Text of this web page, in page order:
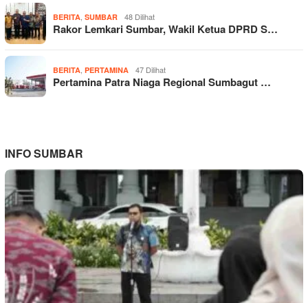
BERITA SUMBAR 48 Dilihat
Rakor Lemkari Sumbar, Wakil Ketua DPRD S…
BERITA PERTAMINA 47 Dilihat
Pertamina Patra Niaga Regional Sumbagut …
INFO SUMBAR